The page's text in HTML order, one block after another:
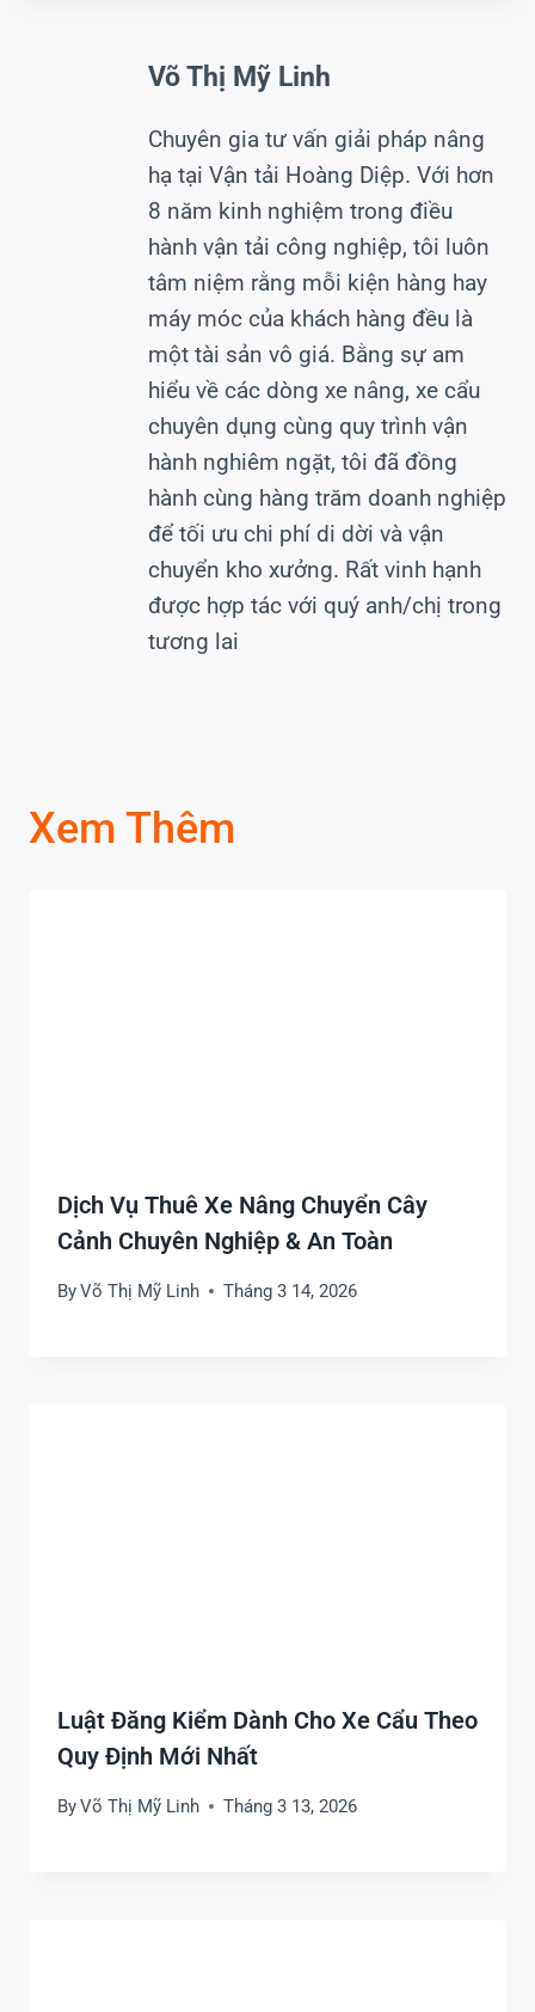
Võ Thị Mỹ Linh
Chuyên gia tư vấn giải pháp nâng
hạ tại Vận tải Hoàng Diệp. Với hơn
8 năm kinh nghiệm trong điều
hành vận tải công nghiệp, tôi luôn
tâm niệm rằng mỗi kiện hàng hay
máy móc của khách hàng đều là
một tài sản vô giá. Bằng sự am
hiểu về các dòng xe nâng, xe cẩu
chuyên dụng cùng quy trình vận
hành nghiêm ngặt, tôi đã đồng
hành cùng hàng trăm doanh nghiệp
để tối ưu chi phí di dời và vận
chuyển kho xưởng. Rất vinh hạnh
được hợp tác với quý anh/chị trong
tương lai
Xem Thêm
Dịch Vụ Thuê Xe Nâng Chuyển Cây
Cảnh Chuyên Nghiệp & An Toàn
ByVõ Thị Mỹ Linh Tháng 3 14, 2026
Luật Đăng Kiểm Dành Cho Xe Cẩu Theo
Quy Định Mới Nhất
ByVõ Thị Mỹ Linh Tháng 3 13, 2026